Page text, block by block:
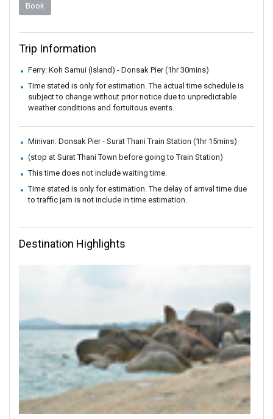
Book
Trip Information
Ferry: Koh Samui (Island) - Donsak Pier (1hr 30mins)
Time stated is only for estimation. The actual time schedule is
subject to change without prior notice due to unpredictable
weather conditions and fortuitous events.
Minivan: Donsak Pier - Surat Thani Train Station (1hr 15mins)
(stop at Surat Thani Town before going to Train Station)
This time does not include waiting time.
Time stated is only for estimation. The delay of arrival time due
to traffic jam is not include in time estimation.
Destination Highlights